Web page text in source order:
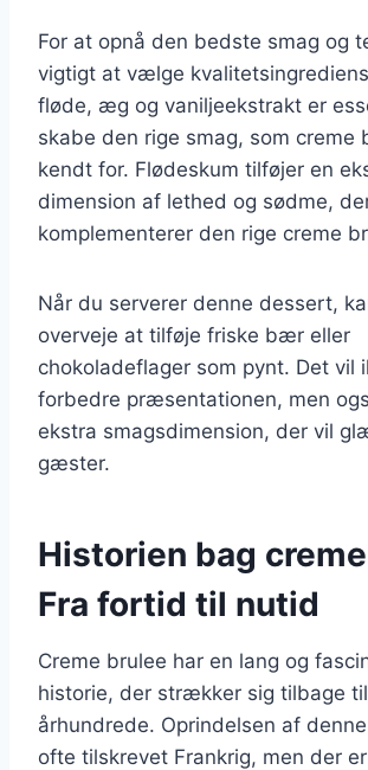
For at opnå den bedste smag og
vigtigt at vælge
fløde, æg og vaniljeekstrakt er
skabe den rige smag, som creme
kendt for. Flødeskum tilføjer en
dimension af lethed og sødme,
komplementerer den rige creme
Når du serverer denne dessert,
overveje at tilføje friske bær eller
chokoladeflager som pynt. Det vil
forbedre præsentationen, men
ekstra smagsdimension, der vil
gæster.
Historien bag
Fra fortid til nutid
Creme brulee har en lang og
historie, der strækker sig tilbage
århundrede. Oprindelsen af
ofte tilskrevet Frankrig, men der